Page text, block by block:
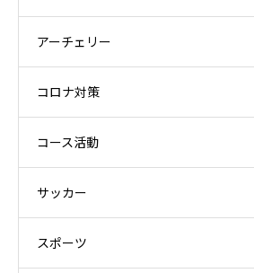
アーチェリー
コロナ対策
コース活動
サッカー
スポーツ